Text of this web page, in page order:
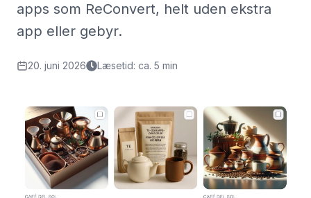
apps som ReConvert, helt uden ekstra
app eller gebyr.
20. juni 2026 Læsetid: ca. 5 min